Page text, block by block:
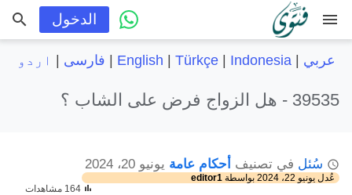
menu الدخول
عربي |
English Türkçe| Indonesia فارسی اردو
39535 - هل الزواج فرض على الشاب ؟
سُئل في تصنيف أحكام عامة يونيو 20، 2024
عُدل يونيو 22، 2024 بواسطة editor1
164 مشاهدات